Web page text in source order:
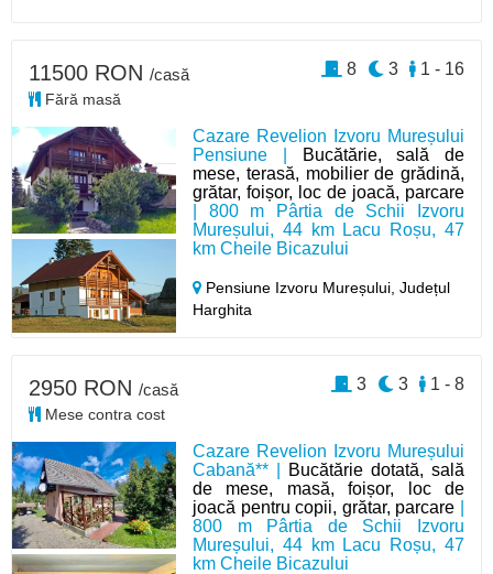
Cazare Revelion Izvoru Mureșului
Pensiune |
Bucătărie, sală de
mese, terasă, mobilier de grădină,
grătar, foișor, loc de joacă, parcare
| 800 m Pârtia de Schii Izvoru
Mureșului, 44 km Lacu Roșu, 47
km Cheile Bicazului
Pensiune Izvoru Mureșului,Județul
Harghita
11500 RON /casă
Fără masă
1 - 16
3
8
Cazare Revelion Izvoru Mureșului
Cabană** |
Bucătărie dotată, sală
de mese, masă, foișor, loc de
joacă pentru copii, grătar, parcare
800 m Pârtia de Schii Izvoru
Mureșului, 44 km Lacu Roșu, 47
km Cheile Bicazului
2950 RON /casă
Mese contra cost
1 - 8
3
3